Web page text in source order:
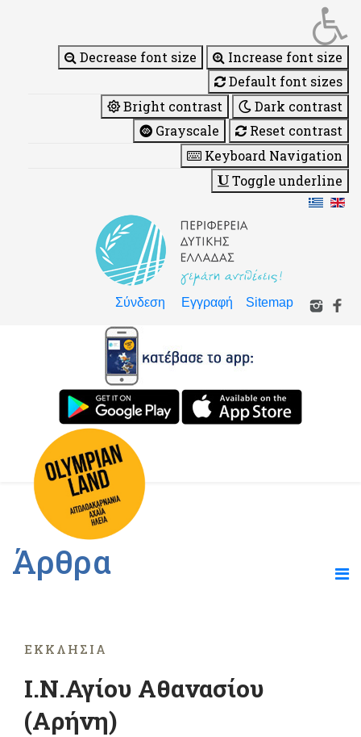
Decrease font size
Increase font size
Default font sizes
Bright contrast
Dark contrast
Grayscale
Reset contrast
Keyboard Navigation
Toggle underline
Σύνδεση Εγγραφή Sitemap
Άρθρα
ΕΚΚΛΗΣΊΑ
Ι.Ν.Αγίου Αθανασίου
(Αρήνη)